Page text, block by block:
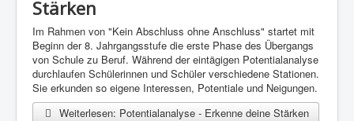
Stärken
Im Rahmen von "Kein Abschluss ohne Anschluss" startet mit
Beginn der 8. Jahrgangsstufe die erste Phase des Übergangs
von Schule zu Beruf. Während der eintägigen Potentialanalyse
durchlaufen Schülerinnen und Schüler verschiedene Stationen.
Sie erkunden so eigene Interessen, Potentiale und Neigungen.
Weiterlesen: Potentialanalyse - Erkenne deine Stärken